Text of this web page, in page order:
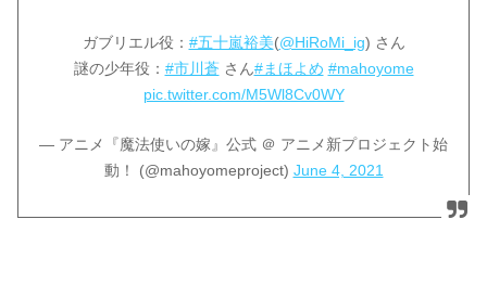
ガブリエル役： #五十嵐裕美(@HiRoMi_ig) さん
謎の少年役： #市川蒼さん#まほよめ #mahoyome
pic.twitter.com/M5Wl8Cv0WY
— アニメ『魔法使いの嫁』公式 ＠ アニメ新プロジェクト始
動！ (@mahoyomeproject) June 4, 2021